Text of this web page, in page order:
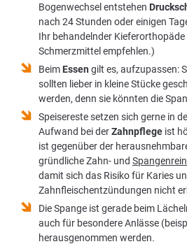
Bogenwechsel entstehen
nach 24 Stunden oder einigen
Ihr behandelnder
Schmerzmittel empfehlen.)
Beim Essen gilt es, aufzupassen:
sollten lieber in kleine Stücke
werden, denn sie könnten die
Speisereste setzen sich gerne in
Aufwand bei derZahnpflege ist
ist gegenüber der
gründliche Zahn- und
damit sich das Risiko für Karies
Zahnfleischentzündungen nicht
Die Spange ist gerade beim
auch für besondere Anlässe
herausgenommen werden.